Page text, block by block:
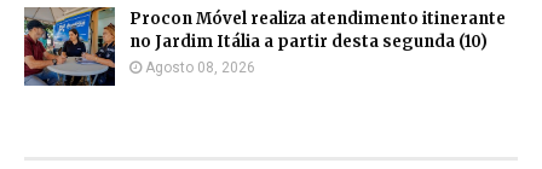
Procon Móvel realiza atendimento itinerante
no Jardim Itália a partir desta segunda (10)
Agosto 08, 2026